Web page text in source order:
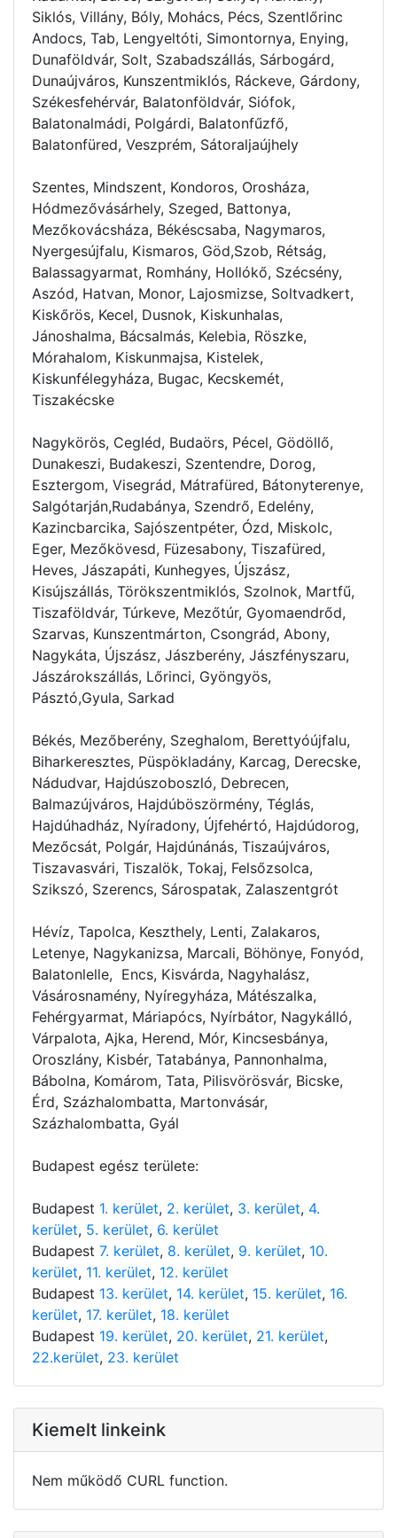
Siklós, Villány, Bóly, Mohács, Pécs, Szentlőrinc
Andocs, Tab, Lengyeltóti, Simontornya, Enying,
Dunaföldvár, Solt, Szabadszállás, Sárbogárd,
Dunaújváros, Kunszentmiklós, Ráckeve, Gárdony,
Székesfehérvár, Balatonföldvár, Siófok,
Balatonalmádi, Polgárdi, Balatonfűzfő,
Balatonfüred, Veszprém, Sátoraljaújhely
Szentes, Mindszent, Kondoros, Orosháza,
Hódmezővásárhely, Szeged, Battonya,
Mezőkovácsháza, Békéscsaba, Nagymaros,
Nyergesújfalu, Kismaros, Göd,Szob, Rétság,
Balassagyarmat, Romhány, Hollókő, Szécsény,
Aszód, Hatvan, Monor, Lajosmizse, Soltvadkert,
Kiskőrös, Kecel, Dusnok, Kiskunhalas,
Jánoshalma, Bácsalmás, Kelebia, Röszke,
Mórahalom, Kiskunmajsa, Kistelek,
Kiskunfélegyháza, Bugac, Kecskemét,
Tiszakécske
Nagykörös, Cegléd, Budaörs, Pécel, Gödöllő,
Dunakeszi, Budakeszi, Szentendre, Dorog,
Esztergom, Visegrád, Mátrafüred, Bátonyterenye,
Salgótarján,Rudabánya, Szendrő, Edelény,
Kazincbarcika, Sajószentpéter, Ózd, Miskolc,
Eger, Mezőkövesd, Füzesabony, Tiszafüred,
Heves, Jászapáti, Kunhegyes, Újszász,
Kisújszállás, Törökszentmiklós, Szolnok, Martfű,
Tiszaföldvár, Túrkeve, Mezőtúr, Gyomaendrőd,
Szarvas, Kunszentmárton, Csongrád, Abony,
Nagykáta, Újszász, Jászberény, Jászfényszaru,
Jászárokszállás, Lőrinci, Gyöngyös,
Pásztó,Gyula, Sarkad
Békés, Mezőberény, Szeghalom, Berettyóújfalu,
Biharkeresztes, Püspökladány, Karcag, Derecske,
Nádudvar, Hajdúszoboszló, Debrecen,
Balmazújváros, Hajdúböszörmény, Téglás,
Hajdúhadház, Nyíradony, Újfehértó, Hajdúdorog,
Mezőcsát, Polgár, Hajdúnánás, Tiszaújváros,
Tiszavasvári, Tiszalök, Tokaj, Felsőzsolca,
Szikszó, Szerencs, Sárospatak, Zalaszentgrót
Hévíz, Tapolca, Keszthely, Lenti, Zalakaros,
Letenye, Nagykanizsa, Marcali, Böhönye, Fonyód,
Balatonlelle, Encs, Kisvárda, Nagyhalász,
Vásárosnamény, Nyíregyháza, Mátészalka,
Fehérgyarmat, Máriapócs, Nyírbátor, Nagykálló,
Várpalota, Ajka, Herend, Mór, Kincsesbánya,
Oroszlány, Kisbér, Tatabánya, Pannonhalma,
Bábolna, Komárom, Tata, Pilisvörösvár, Bicske,
Érd, Százhalombatta, Martonvásár,
Százhalombatta, Gyál
Budapest egész területe:
Budapest 1. kerület, 2. kerület, 3. kerület, 4.
kerület, 5. kerület, 6. kerület
Budapest 7. kerület, 8. kerület, 9. kerület, 10.
kerület, 11. kerület, 12. kerület
Budapest 13. kerület, 14. kerület, 15. kerület, 16.
kerület, 17. kerület, 18. kerület
Budapest 19. kerület, 20. kerület, 21. kerület,
22.kerület, 23. kerület
Kiemelt linkeink
Nem működő CURL function.